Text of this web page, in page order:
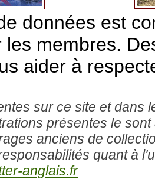
données est
les membres.
aider à
sur ce site et dans
présentes le
anciens de
quant à
anglais.fr